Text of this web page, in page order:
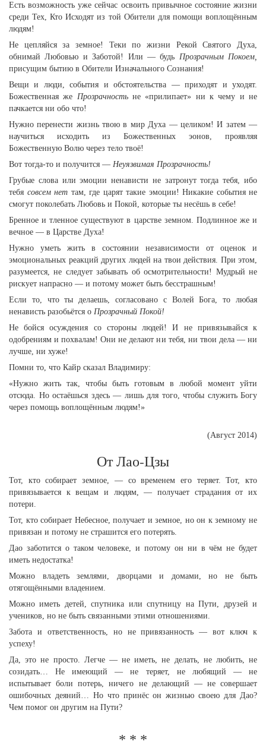
Есть возможность уже сейчас освоить привычное состояние жизни
среди Тех, Кто Исходят из той Обители для помощи воплощённым
людям!
Не цепляйся за земное! Теки по жизни Рекой Святого Духа,
обнимай Любовью и Заботой! Или — будь Прозрачным Покоем,
присущим бытию в Обители Изначального Сознания!
Вещи и люди, события и обстоятельства — приходят и уходят.
Божественная же Прозрачностьне «прилипает» ни к чему и не
пачкается ни обо что!
Нужно перенести жизнь твою в мир Духа — целиком! И затем —
научиться исходить из Божественных эонов, проявляя
Божественную Волю через тело твоё!
Вот тогда-то и получится — Неуязвимая Прозрачность!
Грубые слова или эмоции ненависти не затронут тогда тебя, ибо
тебя совсем нет там, где царят такие эмоции! Никакие события не
смогут поколебать Любовь и Покой, которые ты несёшь в себе!
Бренное и тленное существуют в царстве земном. Подлинное же и
вечное — в Царстве Духа!
Нужно уметь жить в состоянии независимости от оценок и
эмоциональных реакций других людей на твои действия. При этом,
разумеется, не следует забывать об осмотрительности! Мудрый не
рискует напрасно — и потому может быть бесстрашным!
Если то, что ты делаешь, согласовано с Волей Бога, то любая
ненависть разобьётся о Прозрачный Покой!
Не бойся осуждения со стороны людей! И не привязывайся к
одобрениям и похвалам! Они не делают ни тебя, ни твои дела — ни
лучше, ни хуже!
Помни то, что Кайр сказал Владимиру:
«Нужно жить так, чтобы быть готовым в любой момент уйти
отсюда. Но остаёшься здесь — лишь для того, чтобы служить Богу
через помощь воплощённым людям!»
(Август 2014)
От Лао-Цзы
Тот, кто собирает земное, — со временем его теряет. Тот, кто
привязывается к вещам и людям, — получает страдания от их
потери.
Тот, кто собирает Небесное, получает и земное, но он к земному не
привязан и потому не страшится его потерять.
Дао заботится о таком человеке, и потому он ни в чём не будет
иметь недостатка!
Можно владеть землями, дворцами и домами, но не быть
отягощёнными владением.
Можно иметь детей, спутника или спутницу на Пути, друзей и
учеников, но не быть связанными этими отношениями.
Забота и ответственность, но не привязанность — вот ключ к
успеху!
Да, это не просто. Легче — не иметь, не делать, не любить, не
созидать… Не имеющий — не теряет, не любящий — не
испытывает боли потерь, ничего не делающий — не совершает
ошибочных деяний… Но что принёс он жизнью своею для Дао?
Чем помог он другим на Пути?
* * *